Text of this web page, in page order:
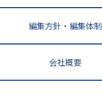
編集方針・編集体制
会社概要